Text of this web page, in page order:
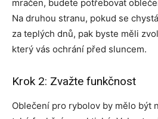
mračen, budete potřebovat
Na druhou stranu, pokud se
za teplých dnů, pak byste měli
který vás ochrání před sluncem.
Krok 2: Zvažte funkčnost
Oblečení pro rybolov by mělo být